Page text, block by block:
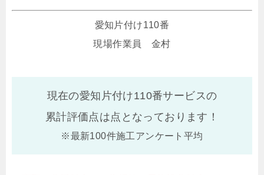
愛知片付け110番
現場作業員 金村
現在の愛知片付け110番サービスの
累計評価点は点となっております！
※最新100件施工アンケート平均